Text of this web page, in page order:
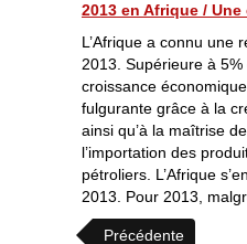
2013 en Afrique /
L’Afrique a connu une
2013. Supérieure à
croissance
fulgurante grâce à la
ainsi qu’à la maîtrise
l’importation des
pétroliers. L’Afrique
2013. Pour 2013,
Précédente